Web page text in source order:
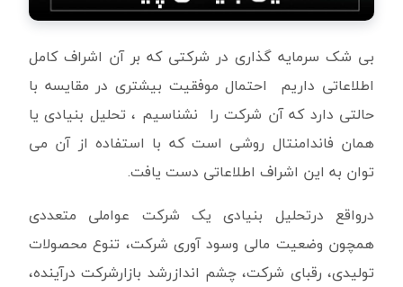
بی شک سرمایه گذاری در شرکتی که بر آن اشراف کامل
اطلاعاتی داریم احتمال موفقیت بیشتری در مقایسه با
حالتی دارد که آن شرکت را نشناسیم ، تحلیل بنیادی یا
همان فاندامنتال روشی است که با استفاده از آن می
توان به این اشراف اطلاعاتی دست یافت.
درواقع درتحلیل بنیادی یک شرکت عواملی متعددی
همچون وضعیت مالی وسود آوری شرکت، تنوع محصولات
تولیدی، رقبای شرکت، چشم اندازرشد بازارشرکت درآینده،